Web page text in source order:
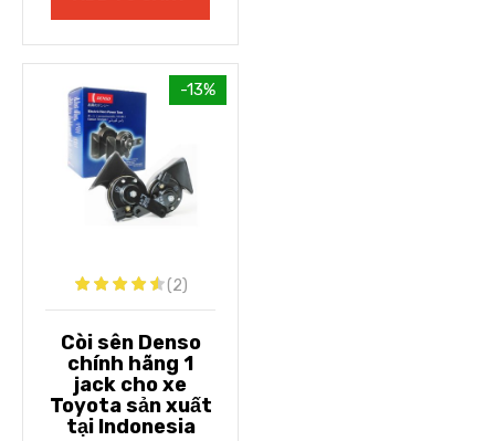
-13%
(2)
Còi sên Denso
chính hãng 1
jack cho xe
Toyota sản xuất
tại Indonesia